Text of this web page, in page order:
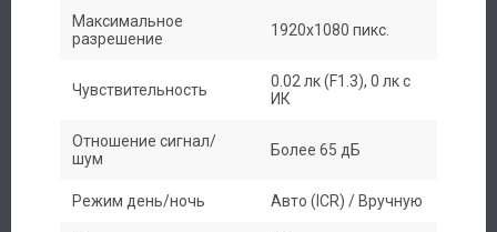
Максимальное
разрешение
1920x1080 пикс.
Чувствительность
0.02 лк (F1.3), 0 лк с
ИК
Отношение сигнал/
шум
Более 65 дБ
Режим день/ночь Авто (ICR) / Вручную